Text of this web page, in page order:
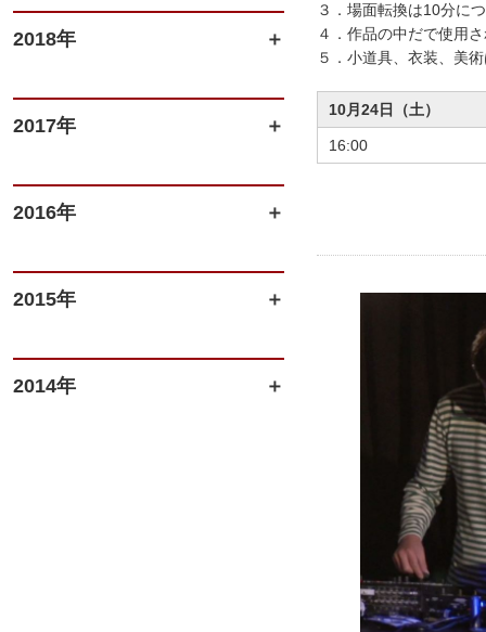
2018年
2017年
2016年
2015年
2014年
３．場面転換は10分に
４．作品の中だで使用
５．小道具、衣装、美
10月24日（土）
16:00